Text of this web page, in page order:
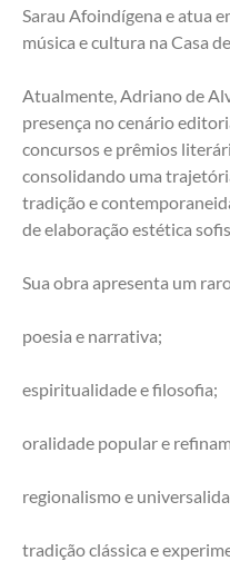
Sarau Afoindígena e atua
música e cultura na Casa
Atualmente, Adriano de
presença no cenário
concursos e prêmios
consolidando uma
tradição e
de elaboração estética
Sua obra apresenta um
poesia e narrativa;
espiritualidade e filosofia;
oralidade popular e
regionalismo e
tradição clássica e